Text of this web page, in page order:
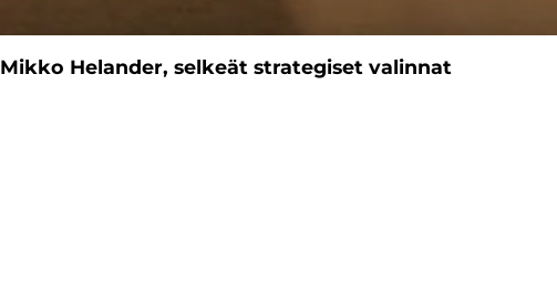
Mikko Helander, selkeät strategiset valinnat